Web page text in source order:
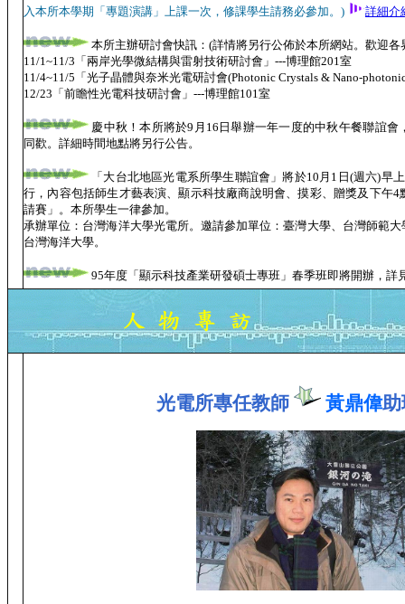
入本所本學期「專題演講」上課一次，修課學生請務必參加。)
詳細介
本所主辦研討會快訊：(詳情將另行公佈於本所網站。歡迎各
11/1~11/3「兩岸光學微結構與雷射技術研討會」---博理館201室
11/4~11/5「光子晶體與奈米光電研討會(Photonic Crystals & Nano-
12/23「前瞻性光電科技研討會」---博理館101室
慶中秋！本所將於9月16日舉辦一年一度的中秋午餐聯誼
同歡。詳細時間地點將另行公告。
「大台北地區光電系所學生聯誼會」將於10月1日(週六)早
行，內容包括師生才藝表演、顯示科技廠商說明會、摸彩、贈獎及下午
請賽」。本所學生一律參加。
承辦單位：台灣海洋大學光電所。邀請參加單位：臺灣大學、台灣師範
台灣海洋大學。
95年度「顯示科技產業研發碩士專班」春季班即將開辦，詳
光電所專任教師 黃鼎偉助